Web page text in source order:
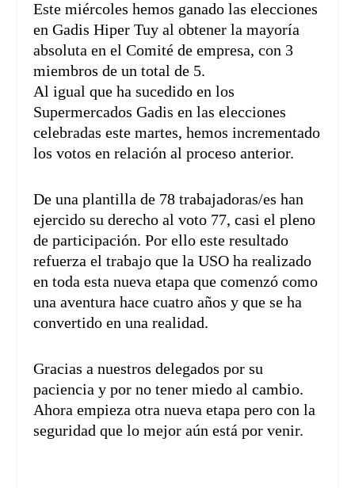
Este miércoles hemos ganado las elecciones
en Gadis Hiper Tuy al obtener la mayoría
absoluta en el Comité de empresa, con 3
miembros de un total de 5.
Al igual que ha sucedido en los
Supermercados Gadis en las elecciones
celebradas este martes, hemos incrementado
los votos en relación al proceso anterior.
De una plantilla de 78 trabajadoras/es han
ejercido su derecho al voto 77, casi el pleno
de participación. Por ello este resultado
refuerza el trabajo que la USO ha realizado
en toda esta nueva etapa que comenzó como
una aventura hace cuatro años y que se ha
convertido en una realidad.
Gracias a nuestros delegados por su
paciencia y por no tener miedo al cambio.
Ahora empieza otra nueva etapa pero con la
seguridad que lo mejor aún está por venir.